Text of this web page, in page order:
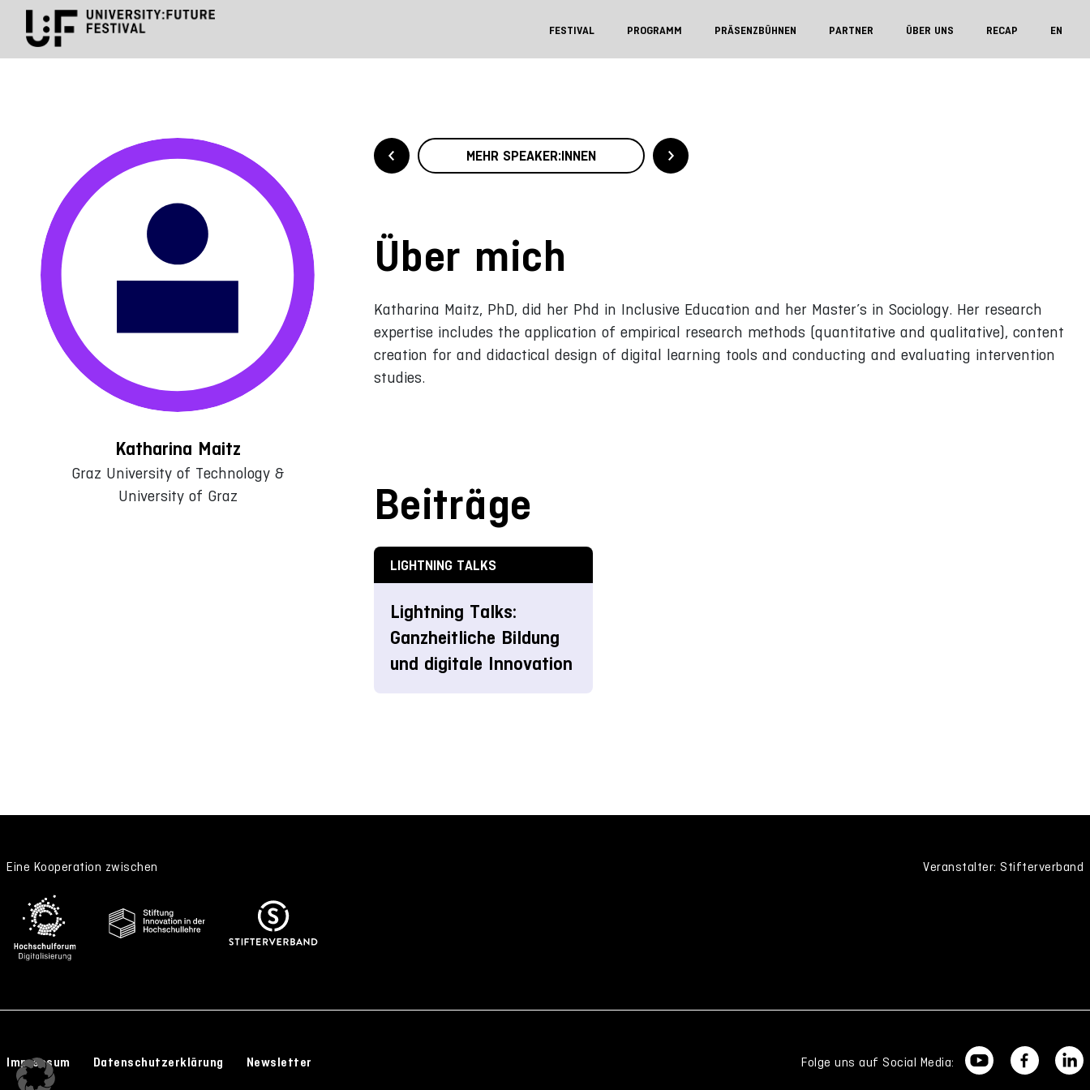
FESTIVAL PROGRAMM PRÄSENZBÜHNEN PARTNER ÜBER UNS RECAP EN
Katharina Maitz
Graz University of Technology &
University of Graz
MEHR SPEAKER:INNEN
Über mich
Katharina Maitz, PhD, did her Phd in Inclusive Education and her Master’s in Sociology. Her research
expertise includes the application of empirical research methods (quantitative and qualitative), content
creation for and didactical design of digital learning tools and conducting and evaluating intervention
studies.
Beiträge
LIGHTNING TALKS
Lightning Talks:
Ganzheitliche Bildung
und digitale Innovation
Eine Kooperation zwischen Veranstalter: Stifterverband
Impressum Datenschutzerklärung Newsletter Folge uns auf Social Media: